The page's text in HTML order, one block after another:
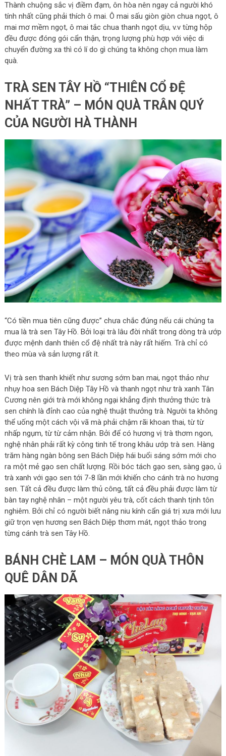
Thành chuộng sắc vị điềm đạm, ôn hòa nên ngay cả người khó
tính nhất cũng phải thích ô mai. Ô mai sấu giòn giòn chua ngọt, ô
mai mơ mềm ngọt, ô mai tắc chua thanh ngọt dịu, v.v từng hộp
đều được đóng gói cẩn thận, trọng lượng phù hợp với việc di
chuyển đường xa thì có lí do gì chúng ta không chọn mua làm
quà.
TRÀ SEN TÂY HỒ “THIÊN CỔ ĐỆ
NHẤT TRÀ” – MÓN QUÀ TRÂN QUÝ
CỦA NGƯỜI HÀ THÀNH
“Có tiền mua tiên cũng được” chưa chắc đúng nếu cái chúng ta
mua là trà sen Tây Hồ. Bởi loại trà lâu đời nhất trong dòng trà ướp
được mệnh danh thiên cổ đệ nhất trà này rất hiếm. Trà chỉ có
theo mùa và sản lượng rất ít.
Vị trà sen thanh khiết như sương sớm ban mai, ngọt thảo như
nhụy hoa sen Bách Diệp Tây Hồ và thanh ngọt như trà xanh Tân
Cương nên giới trà mới không ngại khẳng định thưởng thức trà
sen chính là đỉnh cao của nghệ thuật thưởng trà. Người ta không
thể uống một cách vội vã mà phải chậm rãi khoan thai, từ từ
nhấp ngụm, từ từ cảm nhận. Bởi để có hương vị trà thơm ngon,
nghệ nhân phải rất kỳ công tinh tế trong khâu ướp trà sen. Hàng
trăm hàng ngàn bông sen Bách Diệp hái buổi sáng sớm mới cho
ra một mẻ gạo sen chất lượng. Rồi bóc tách gạo sen, sàng gạo, ủ
trà xanh với gạo sen tới 7-8 lần mới khiến cho cánh trà no hương
sen. Tất cả đều được làm thủ công, tất cả đều phải được làm từ
bàn tay nghệ nhân – một người yêu trà, cốt cách thanh tịnh tôn
nghiêm. Bởi chỉ có người biết nâng niu kính cẩn giá trị xưa mới lưu
giữ trọn vẹn hương sen Bách Diệp thơm mát, ngọt thảo trong
từng cánh trà sen Tây Hồ.
BÁNH CHÈ LAM – MÓN QUÀ THÔN
QUÊ DÂN DÃ